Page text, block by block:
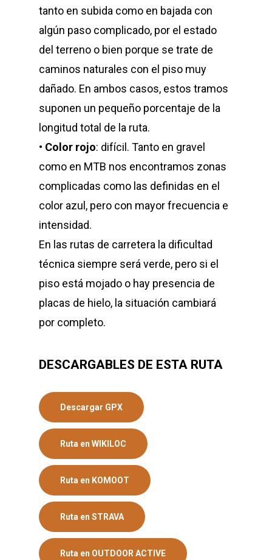
tanto en subida como en bajada con
algún paso complicado, por el estado
del terreno o bien porque se trate de
caminos naturales con el piso muy
dañado. En ambos casos, estos tramos
suponen un pequeño porcentaje de la
longitud total de la ruta.
• Color rojo: difícil. Tanto en gravel
como en MTB nos encontramos zonas
complicadas como las definidas en el
color azul, pero con mayor frecuencia e
intensidad.
En las rutas de carretera la dificultad
técnica siempre será verde, pero si el
piso está mojado o hay presencia de
placas de hielo, la situación cambiará
por completo.
DESCARGABLES DE ESTA RUTA
Descargar GPX
Ruta en WIKILOC
Ruta en KOMOOT
Ruta en STRAVA
Ruta en OUTDOOR ACTIVE